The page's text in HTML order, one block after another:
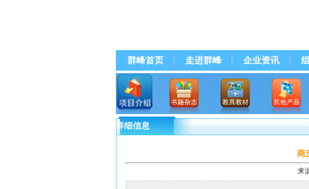
群峰首页 走进群峰 企业资讯
群峰直播
详细信息
商
来